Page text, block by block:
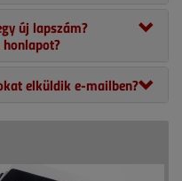
új lapszám?
elküldik e-mailben?